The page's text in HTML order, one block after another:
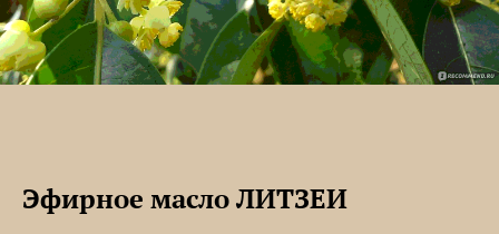
Эфирное масло ЛИТЗЕИ